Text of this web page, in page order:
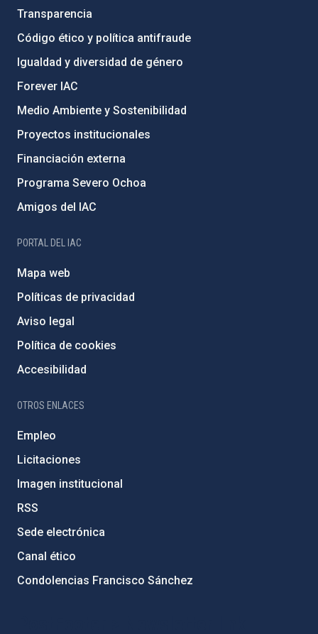
Transparencia
Código ético y política antifraude
Igualdad y diversidad de género
Forever IAC
Medio Ambiente y Sostenibilidad
Proyectos institucionales
Financiación externa
Programa Severo Ochoa
Amigos del IAC
PORTAL DEL IAC
Mapa web
Políticas de privacidad
Aviso legal
Política de cookies
Accesibilidad
OTROS ENLACES
Empleo
Licitaciones
Imagen institucional
RSS
Sede electrónica
Canal ético
Condolencias Francisco Sánchez